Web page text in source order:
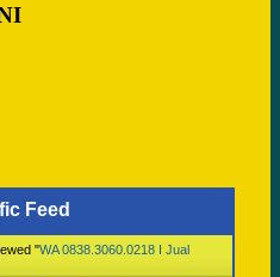
Feed
"WA 0838.3060.0218 I Jual